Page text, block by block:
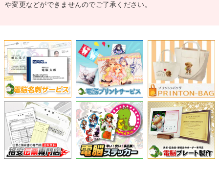
や変更などができませんのでご了承ください。